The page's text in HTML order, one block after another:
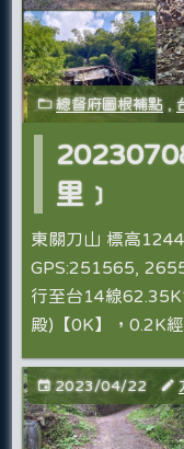
總督府圖根補點 ,
里﹞
東關刀山 標高
GPS:251565,
行至台14線
殿)【0K】，0.2K
2023/04/22